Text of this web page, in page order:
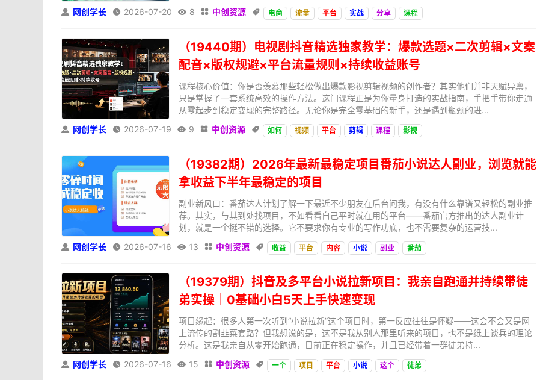
 网创学长  2026-07-20  8  中创资源  电商 流量 平台 实战 分享 课程
（19440期）电视剧抖音精选独家教学：爆款选题×二次剪辑×文案
配音×版权规避×平台流量规则×持续收益账号
课程核心价值：你是否羡慕那些轻松做出爆款影视剪辑视频的创作者？其实他们并非天赋异禀，
只是掌握了一套系统高效的操作方法。这门课程正是为你量身打造的实战指南，手把手带你走通
从零起步到稳定变现的完整路径。无论你是完全零基础的新手，还是遇到瓶颈的进...
 网创学长  2026-07-19  9  中创资源  如何 视频 平台 剪辑 课程 影视
（19382期）2026年最新最稳定项目番茄小说达人副业，浏览就能
拿收益下半年最稳定的项目
副业新风口：番茄达人计划了解一下最近不少朋友在后台问我，有没有什么靠谱又轻松的副业推
荐。其实，与其到处找项目，不如看看自己平时就在用的平台——番茄官方推出的达人副业计
划，就是一个挺不错的选择。它不要求你有专业的写作功底，也不需要复杂的运营技...
 网创学长  2026-07-16  13  中创资源  收益 平台 内容 小说 副业 番茄
（19379期）抖音及多平台小说拉新项目：我亲自跑通并持续带徒
弟实操｜0基础小白5天上手快速变现
项目缘起：很多人第一次听到“小说拉新”这个项目时，第一反应往往是怀疑——这会不会又是网
上流传的割韭菜套路？但我想说的是，这不是我从别人那里听来的项目，也不是纸上谈兵的理论
分析。这是我亲自从零开始跑通，目前正在稳定操作，并且已经带着一群徒弟持...
 网创学长  2026-07-16  15  中创资源  一个 项目 平台 小说 这个 徒弟